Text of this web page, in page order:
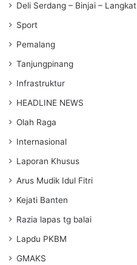
Deli Serdang – Binjai – Langkat
Sport
Pemalang
Tanjungpinang
Infrastruktur
HEADLINE NEWS
Olah Raga
Internasional
Laporan Khusus
Arus Mudik Idul Fitri
Kejati Banten
Razia lapas tg balai
Lapdu PKBM
GMAKS